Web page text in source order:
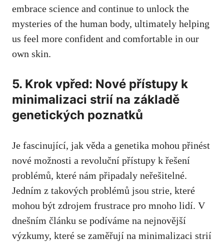
embrace science and continue to ⁤unlock the
mysteries of the ⁤human body, ultimately helping⁤
us feel more confident and ​comfortable ‍in⁢ our
own skin.
5. ‌Krok vpřed: Nové přístupy k
minimalizaci strií na základě
genetických‍ poznatků
Je fascinující, jak věda a⁢ genetika mohou⁢ přinést
nové možnosti a‍ revoluční‌ přístupy k řešení​
problémů, ⁣které nám připadaly ⁢neřešitelné.
Jedním z takových problémů jsou ⁣strie, které
mohou být zdrojem frustrace pro mnoho lidí. V
dnešním‍ článku se podíváme na nejnovější
výzkumy,‌ které se zaměřují na minimalizaci strií